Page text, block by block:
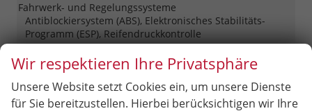
Fahrwerk- und Regelungssysteme
Antiblockiersystem (ABS), Elektronisches Stabilitäts-
Programm (ESP), Reifendruckkontrolle
Sonstiges
Wir respektieren Ihre Privatsphäre
Unsere Website setzt Cookies ein, um unsere Dienste
für Sie bereitzustellen. Hierbei berücksichtigen wir Ihre